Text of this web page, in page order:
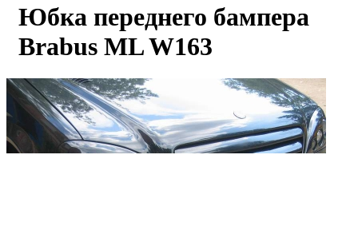
Юбка переднего бампера
Brabus ML W163